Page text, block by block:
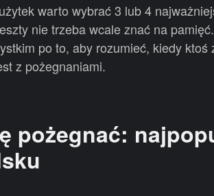
warto wybrać 3 lub 4
nie trzeba wcale znać na
po to, aby rozumieć, kiedy
z pożegnaniami.
pożegnać: